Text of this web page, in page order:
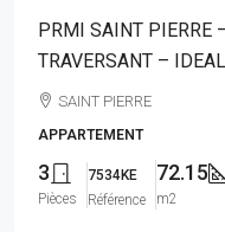
PRMI SAINT PIERRE
TRAVERSANT –
SAINT PIERRE
APPARTEMENT
3
Pièces
7534KE
Référence
72.15
m2